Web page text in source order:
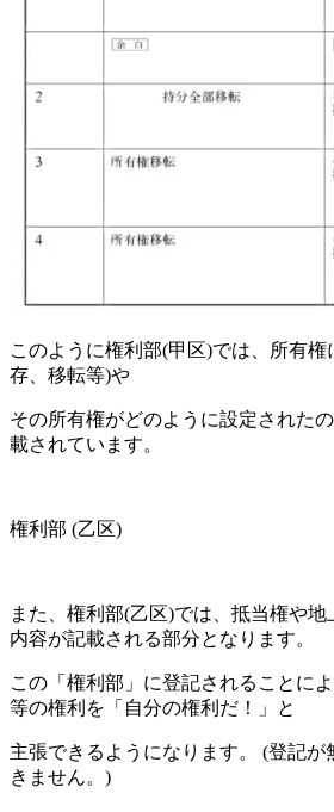
このように権利部(甲区)では、所有
存、移転等)や
その所有権がどのように設定された
載されています。
権利部 (乙区)
また、権利部(乙区)では、抵当権や
内容が記載される部分となります。
この「権利部」に登記されることに
等の権利を「自分の権利だ！」と
主張できるようになります。 (登記
きません。)